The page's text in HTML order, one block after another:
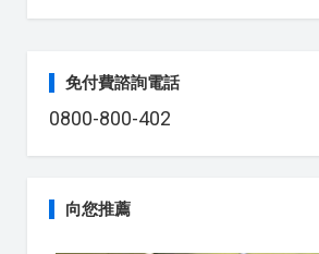
免付費諮詢電話
0800-800-402
向您推薦